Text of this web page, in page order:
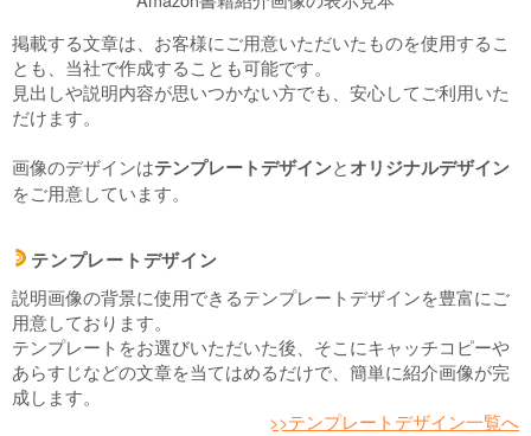
掲載する文章は、お客様にご用意いただいたものを使用するこ
とも、当社で作成することも可能です。
見出しや説明内容が思いつかない方でも、安心してご利用いた
だけます。
画像のデザインはテンプレートデザインと オリジナルデザイン
をご用意しています。
d テンプレートデザイン
説明画像の背景に使用できるテンプレートデザインを豊富にご
用意しております。
テンプレートをお選びいただいた後、そこにキャッチコピーや
あらすじなどの文章を当てはめるだけで、簡単に紹介画像が完
成します。
>>テンプレートデザイン一覧へ